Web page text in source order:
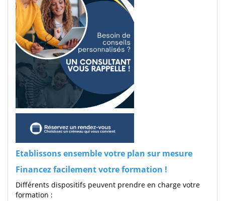
Etablissons ensemble votre plan sur mesure
Financez facilement votre formation !
Différents dispositifs peuvent prendre en charge votre
formation :